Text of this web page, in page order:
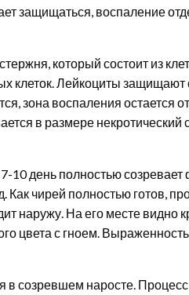
защищаться, воспаление
который состоит из
клеток. Лейкоциты защищают
зона воспаления остается
в размере некротический
день полностью созревает
Как чирей полностью готов,
наружу. На его месте видно
цвета с гноем.
в созревшем наросте.